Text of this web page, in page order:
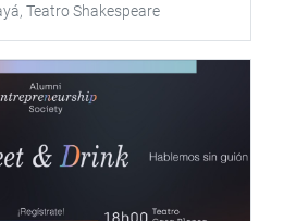
Teatro Shakespeare